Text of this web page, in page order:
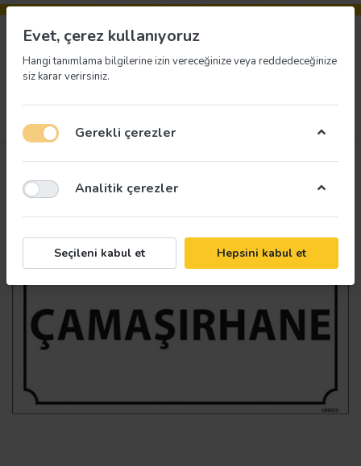
Evet, çerez kullanıyoruz
Hangi tanımlama bilgilerine izin vereceğinize veya reddedeceğinize
siz karar verirsiniz.
Gerekli çerezler
Analitik çerezler
Seçileni kabul et Hepsini kabul et